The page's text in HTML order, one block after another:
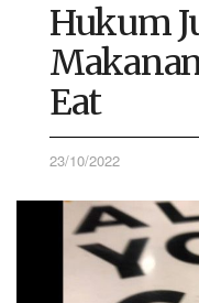
Hukum
Eat
23/10/2022